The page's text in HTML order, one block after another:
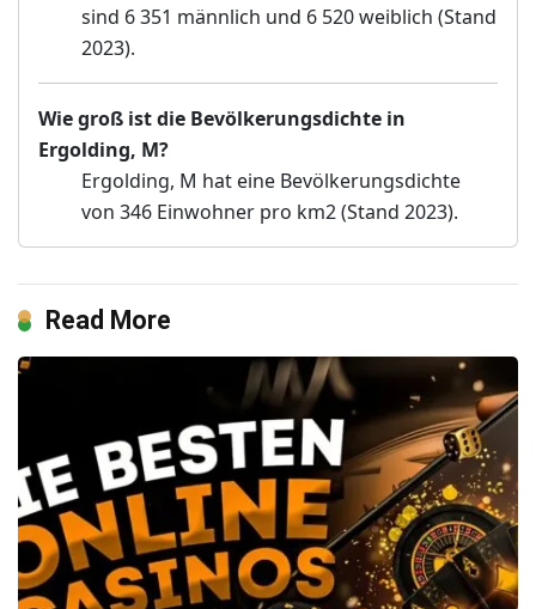
sind 6 351 männlich und 6 520 weiblich (Stand
2023).
Wie groß ist die Bevölkerungsdichte in
Ergolding, M?
Ergolding, M hat eine Bevölkerungsdichte
von 346 Einwohner pro km2 (Stand 2023).
Read More